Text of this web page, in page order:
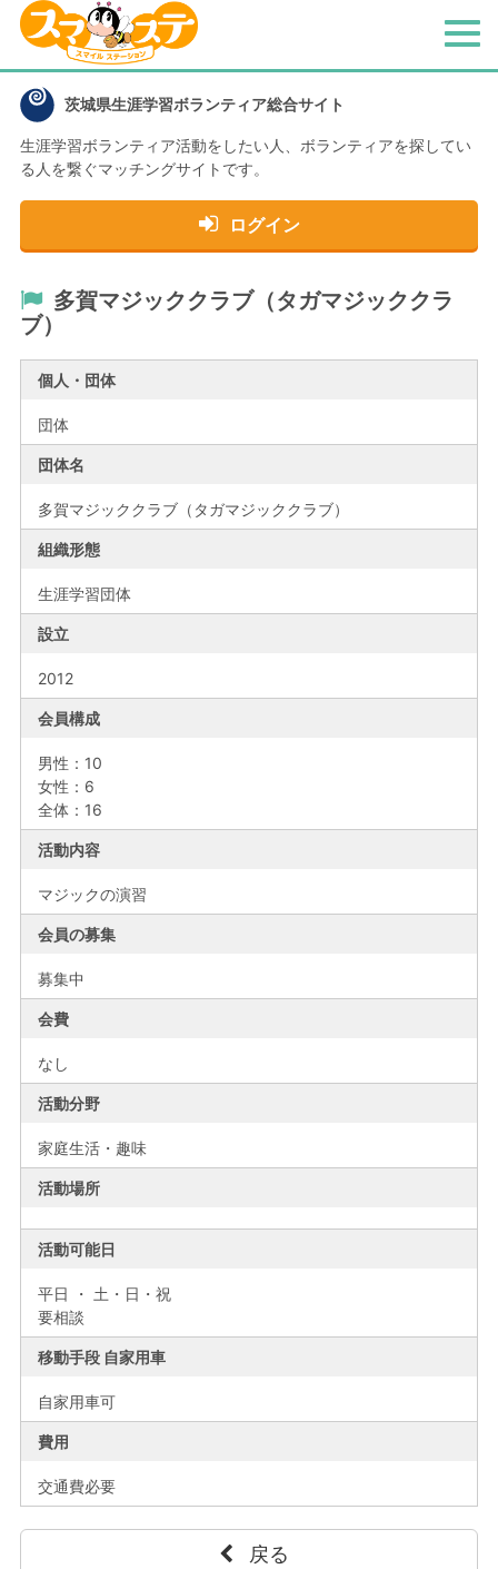
茨城県生涯学習ボランティア総合サイト
生涯学習ボランティア活動をしたい人、 ボランティアを探してい
る人を繋ぐマッチングサイトです。
ログイン
メ
多賀マジッククラブ（タガマジッククラ
ブ）
個人・団体
団体
団体名
多賀マジッククラブ（タガマジッククラブ）
組織形態
生涯学習団体
設立
2012
会員構成
男性：10
女性：6
全体：16
活動内容
マジックの演習
会員の募集
募集中
会費
なし
活動分野
家庭生活・趣味
活動場所
活動可能日
平日 ・ 土・日・祝
要相談
移動手段 自家用車
自家用車可
費用
交通費必要
戻る